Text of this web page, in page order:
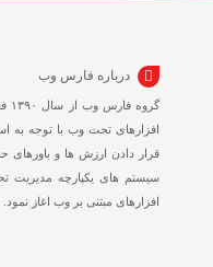
درباره فارس وب
افزارهای تحت وب با توجه به
قرار دادن ارزش ها و باورهای
سیستم های یکپارچه مدیریت
افزارهای مبتنی بر وب اغاز نمود.